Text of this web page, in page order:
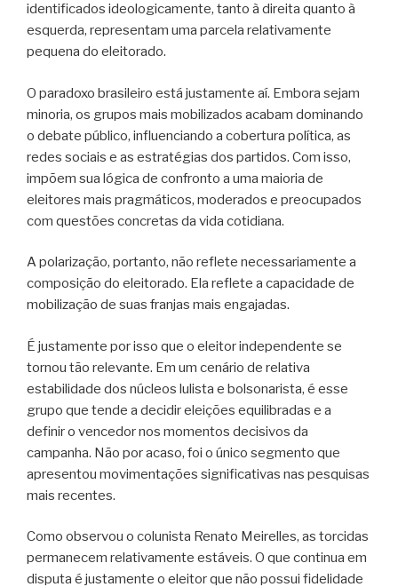
identificados ideologicamente, tanto à direita quanto à
esquerda, representam uma parcela relativamente
pequena do eleitorado.
O paradoxo brasileiro está justamente aí. Embora sejam
minoria, os grupos mais mobilizados acabam dominando
o debate público, influenciando a cobertura política, as
redes sociais e as estratégias dos partidos. Com isso,
impõem sua lógica de confronto a uma maioria de
eleitores mais pragmáticos, moderados e preocupados
com questões concretas da vida cotidiana.
A polarização, portanto, não reflete necessariamente a
composição do eleitorado. Ela reflete a capacidade de
mobilização de suas franjas mais engajadas.
É justamente por isso que o eleitor independente se
tornou tão relevante. Em um cenário de relativa
estabilidade dos núcleos lulista e bolsonarista, é esse
grupo que tende a decidir eleições equilibradas e a
definir o vencedor nos momentos decisivos da
campanha. Não por acaso, foi o único segmento que
apresentou movimentações significativas nas pesquisas
mais recentes.
Como observou o colunista Renato Meirelles, as torcidas
permanecem relativamente estáveis. O que continua em
disputa é justamente o eleitor que não possui fidelidade